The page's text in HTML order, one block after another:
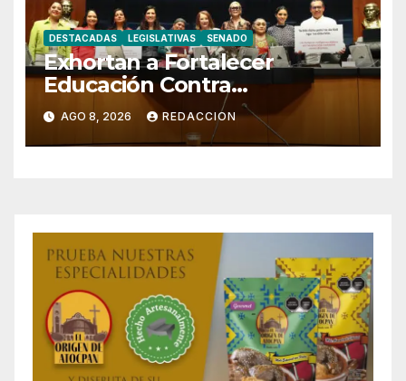
DESTACADAS LEGISLATIVAS SENADO
Exhortan a Fortalecer
Educación Contra
Discriminación y Discurso de
Odio
AGO 8, 2026 REDACCION